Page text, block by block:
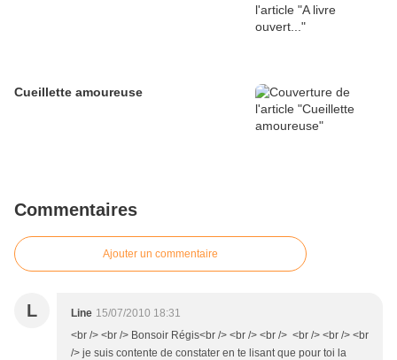
Cueillette amoureuse
Commentaires
Ajouter un commentaire
L Line 15/07/2010 18:31
<br /> <br /> Bonsoir Régis<br /> <br /> <br /> <br /> <br /> <br
/> je suis contente de constater en te lisant que pour toi la